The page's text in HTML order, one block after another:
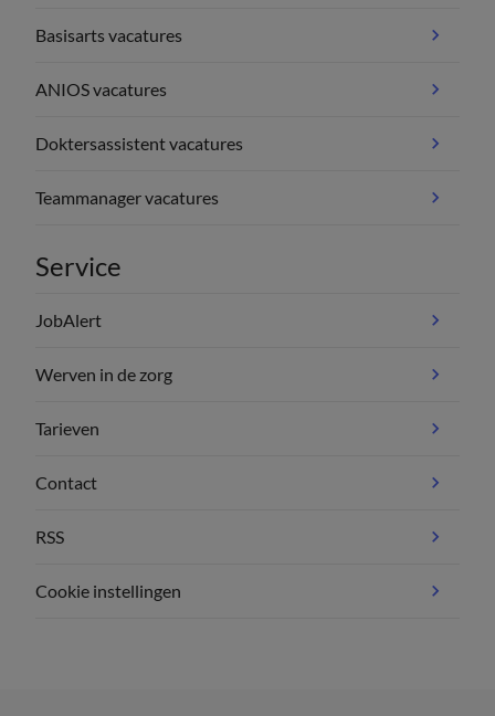
Basisarts vacatures
ANIOS vacatures
Doktersassistent vacatures
Teammanager vacatures
Service
JobAlert
Werven in de zorg
Tarieven
Contact
RSS
Cookie instellingen